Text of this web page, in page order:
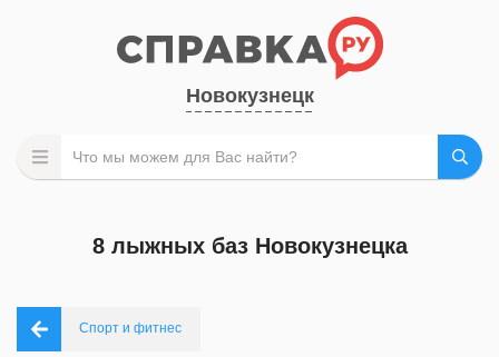
Новокузнецк
8 лыжных баз Новокузнецка
Спорт и фитнес